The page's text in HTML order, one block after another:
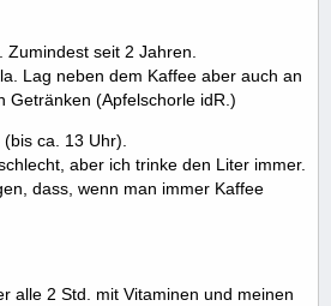
seit 2 Jahren.
Lag neben dem Kaffee aber auch an
Getränken (Apfelschorle idR.)
ca. 13 Uhr).
aber ich trinke den Liter immer.
dass, wenn man immer Kaffee
alle 2 Std. mit Vitaminen und meinen